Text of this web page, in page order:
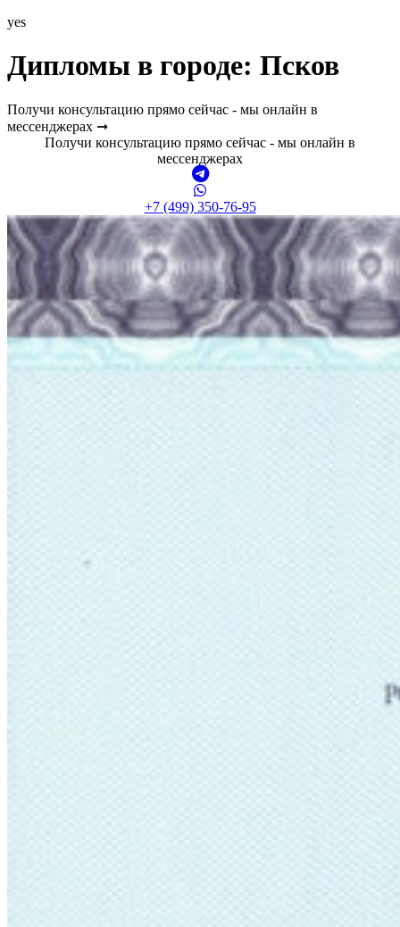
yes
Дипломы в городе: Псков
Получи консультацию прямо сейчас - мы онлайн в
мессенджерах ➞
Получи консультацию прямо сейчас - мы онлайн в
мессенджерах
+7 (499) 350-76-95